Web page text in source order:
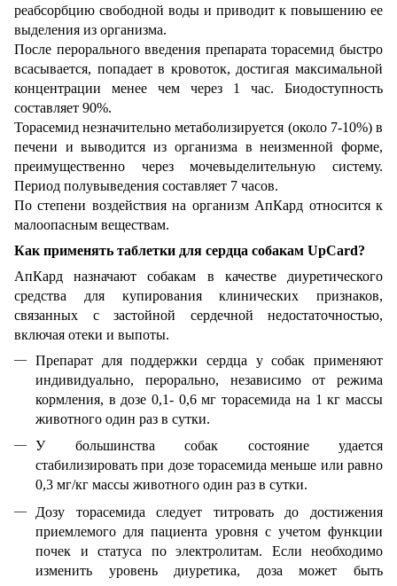
реабсорбцию свободной воды и приводит к повышению ее
выделения из организма.
После перорального введения препарата торасемид быстро
всасывается, попадает в кровоток, достигая максимальной
концентрации менее чем через 1 час. Биодоступность
составляет 90%.
Торасемид незначительно метаболизируется (около 7-10%) в
печени и выводится из организма в неизменной форме,
преимущественно через мочевыделительную систему.
Период полувыведения составляет 7 часов.
По степени воздействия на организм АпКард относится к
малоопасным веществам.
Как применять таблетки для сердца собакам UpCard?
АпКард назначают собакам в качестве диуретического
средства для купирования клинических признаков,
связанных с застойной сердечной недостаточностью,
включая отеки и выпоты.
Препарат для поддержки сердца у собак применяют
индивидуально, перорально, независимо от режима
кормления, в дозе 0,1- 0,6 мг торасемида на 1 кг массы
животного один раз в сутки.
У большинства собак состояние удается
стабилизировать при дозе торасемида меньше или равно
0,3 мг/кг массы животного один раз в сутки.
Дозу торасемида следует титровать до достижения
приемлемого для пациента уровня с учетом функции
почек и статуса по электролитам. Если необходимо
изменить уровень диуретика, доза может быть